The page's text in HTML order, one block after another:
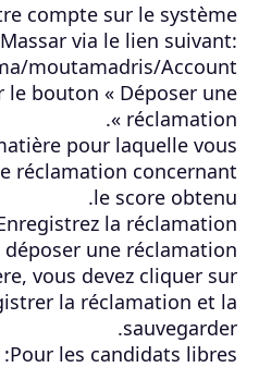
compte sur le système
Massar via le lien suivant:
moutamadris/Account
le bouton « Déposer une
réclamation ».
pour laquelle vous
réclamation concernant
le score obtenu.
la réclamation.
déposer une réclamation
vous devez cliquer sur
la réclamation et la
sauvegarder.
Pour les candidats libres: